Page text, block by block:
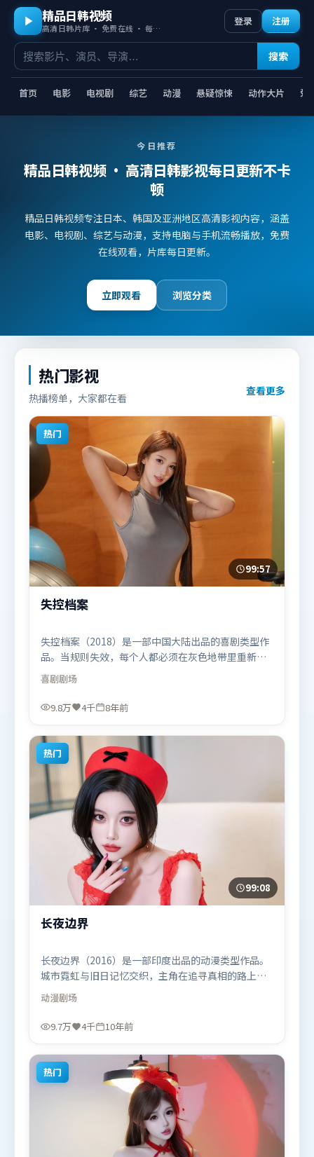
精品日韩视频
高清日韩片库 · 免费在线 · 每日更新
首页 电影 电视剧 综艺 动漫 悬疑惊悚 动作大片 爱
搜索
登录 注册
今日推荐
精品日韩视频· 高清日韩影视每日更新不卡
顿
精品日韩视频专注日本、韩国及亚洲地区高清影视内容，涵盖
电影、电视剧、综艺与动漫，支持电脑与手机流畅播放，免费
在线观看，片库每日更新。
立即观看 浏览分类
热门影视
热播榜单，大家都在看
查看更多
热门
99:57
失控档案
失控档案（2018）是一部中国大陆出品的喜剧类型作
品。当规则失效，每个人都必须在灰色地带里重新选
择立场与底线。高潮段落信息密度高，情绪释放与主
题回扣同时完成。由郭帆执导，赵丽颖、刘德华、廖
凡，奥卡菲娜等联袂出演。影片于2018年3月8日（中
观众观看。
喜剧剧场
9.8万 4千 8年前
热门
99:08
长夜边界
长夜边界（2016）是一部印度出品的动漫类型作品。
城市霓虹与旧日记忆交织，主角在追寻真相的路上不
断付出代价。摄影与美术共同营造出强烈地域气质，
增强沉浸感。由贾樟柯执导，段奕宏、汤唯、河正
宇，全智贤、汤姆·哈迪等联袂出演。影片于2016年
题材的观众观看。
动漫剧场
9.7万 4千 10年前
热门